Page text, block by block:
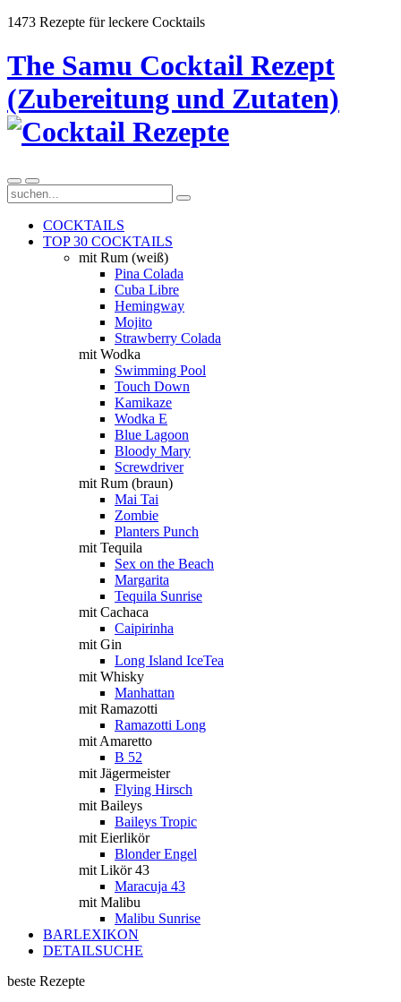
1473 Rezepte für leckere Cocktails
The Samu Cocktail Rezept
(Zubereitung und Zutaten)
COCKTAILS
TOP 30 COCKTAILS
mit Rum (weiß)
Pina Colada
Cuba Libre
Hemingway
Mojito
Strawberry Colada
mit Wodka
Swimming Pool
Touch Down
Kamikaze
Wodka E
Blue Lagoon
Bloody Mary
Screwdriver
mit Rum (braun)
Mai Tai
Zombie
Planters Punch
mit Tequila
Sex on the Beach
Margarita
Tequila Sunrise
mit Cachaca
Caipirinha
mit Gin
Long Island IceTea
mit Whisky
Manhattan
mit Ramazotti
Ramazotti Long
mit Amaretto
B 52
mit Jägermeister
Flying Hirsch
mit Baileys
Baileys Tropic
mit Eierlikör
Blonder Engel
mit Likör 43
Maracuja 43
mit Malibu
Malibu Sunrise
BARLEXIKON
DETAILSUCHE
beste Rezepte